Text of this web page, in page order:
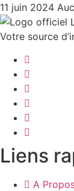
11 juin 2024
Votre source
Liens
A